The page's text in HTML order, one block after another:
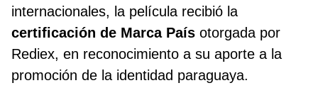
internacionales, la película recibió la
certificación de Marca País otorgada por
Rediex, en reconocimiento a su aporte a la
promoción de la identidad paraguaya.